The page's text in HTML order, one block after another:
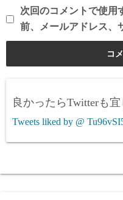
次回のコメントで使用
前、メールアドレス、
良かったらTwitterも宜
Tweets liked by @